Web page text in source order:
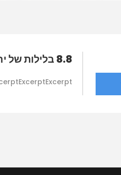
8.8 בלילות של ירח מלא